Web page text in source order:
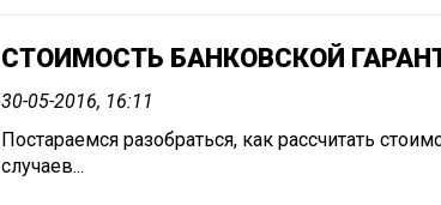
СТОИМОСТЬ БАНКОВСКОЙ
30-05-2016, 16:11
Постараемся разобраться, как рассчитать
случаев...